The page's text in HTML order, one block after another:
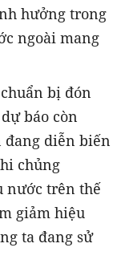
hưởng trong
ngoài mang
bị đón
báo còn
đang diễn biến
chủng
nước trên thế
giảm hiệu
ta đang sử